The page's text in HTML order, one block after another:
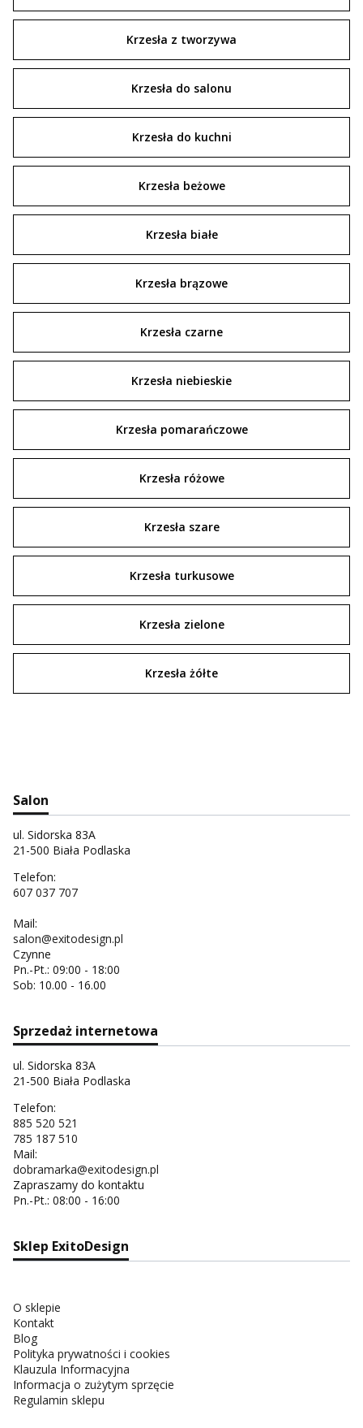
Krzesła z tworzywa
Krzesła do salonu
Krzesła do kuchni
Krzesła beżowe
Krzesła białe
Krzesła brązowe
Krzesła czarne
Krzesła niebieskie
Krzesła pomarańczowe
Krzesła różowe
Krzesła szare
Krzesła turkusowe
Krzesła zielone
Krzesła żółte
Salon
ul. Sidorska 83A
21-500 Biała Podlaska
Telefon:
607 037 707
Mail:
salon@exitodesign.pl
Czynne
Pn.-Pt.: 09:00 - 18:00
Sob: 10.00 - 16.00
Sprzedaż internetowa
ul. Sidorska 83A
21-500 Biała Podlaska
Telefon:
885 520 521
785 187 510
Mail:
dobramarka@exitodesign.pl
Zapraszamy do kontaktu
Pn.-Pt.: 08:00 - 16:00
Sklep ExitoDesign
O sklepie
Kontakt
Blog
Polityka prywatności i cookies
Klauzula Informacyjna
Informacja o zużytym sprzęcie
Regulamin sklepu